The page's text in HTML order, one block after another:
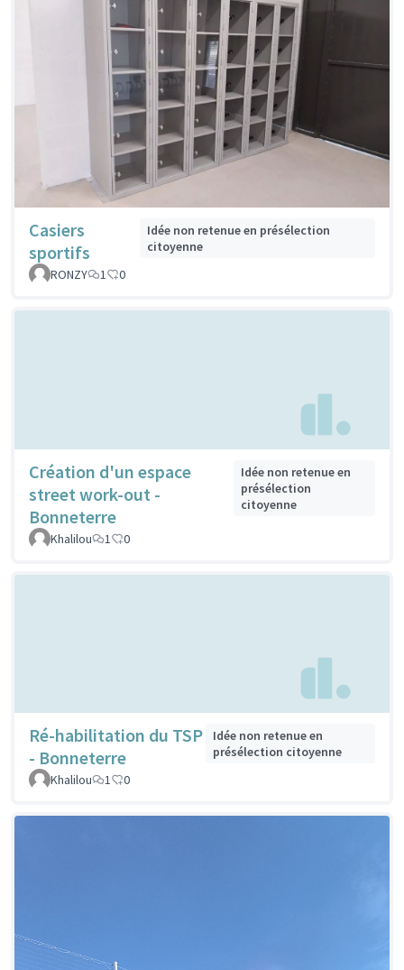
Casiers
sportifs
Idée non retenue en présélection
citoyenne
RONZY
1 0
Création d'un espace
street work-out -
Bonneterre
Idée non retenue en
présélection
citoyenne
Khalilou 1 0
Ré-habilitation du TSP
- Bonneterre
Idée non retenue en
présélection citoyenne
Khalilou
1 0